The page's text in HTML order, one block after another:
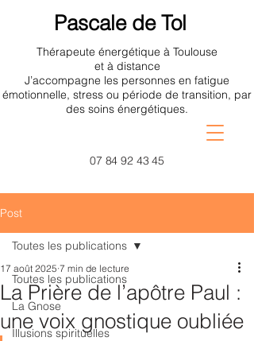
Pascale de Tol
Thérapeute énergétique à Toulouse
et à distance
J’accompagne les personnes en fatigue
émotionnelle, stress ou période de transition, par
des soins énergétiques.
07 84 92 43 45
Post
Toutes les publications
La Gnose
Illusions spirituelles
Toutes les publications
La Prière de l’apôtre Paul :
une voix gnostique oubliée
17 août 2025 7 min de lecture